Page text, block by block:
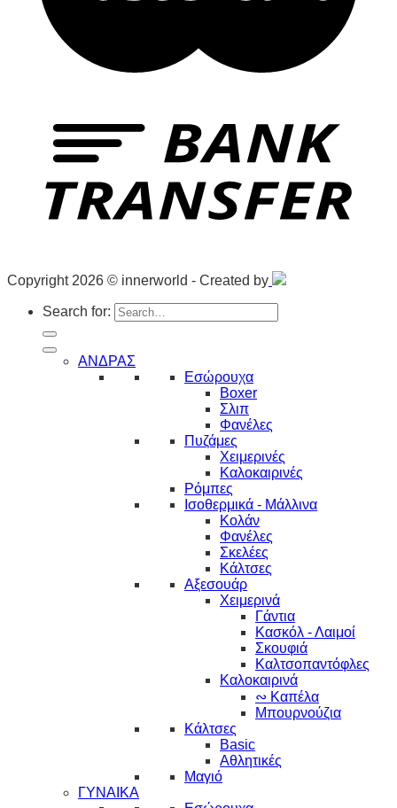
Copyright 2026 © innerworld - Created by
Search for:
ΑΝΔΡΑΣ
Εσώρουχα
Boxer
Σλιπ
Φανέλες
Πυζάμες
Χειμερινές
Καλοκαιρινές
Ρόμπες
Ισοθερμικά - Μάλλινα
Κολάν
Φανέλες
Σκελέες
Κάλτσες
Αξεσουάρ
Χειμερινά
Γάντια
Κασκόλ - Λαιμοί
Σκουφιά
Καλτσοπαντόφλες
Καλοκαιρινά
∾ Καπέλα
Μπουρνούζια
Κάλτσες
Basic
Αθλητικές
Μαγιό
ΓΥΝΑΙΚΑ